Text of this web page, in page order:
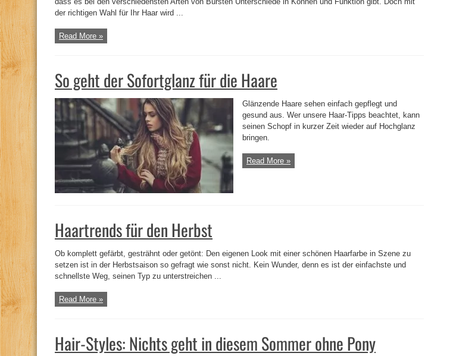
der richtigen Wahl für Ihr Haar wird ...
Read More »
So geht der Sofortglanz für die Haare
Glänzende Haare sehen einfach gepflegt und
gesund aus. Wer unsere Haar-Tipps beachtet, kann
seinen Schopf in kurzer Zeit wieder auf Hochglanz
bringen.
Read More »
Haartrends für den Herbst
Ob komplett gefärbt, gesträhnt oder getönt: Den eigenen Look mit einer schönen Haarfarbe in Szene zu
setzen ist in der Herbstsaison so gefragt wie sonst nicht. Kein Wunder, denn es ist der einfachste und
schnellste Weg, seinen Typ zu unterstreichen ...
Read More »
Hair-Styles: Nichts geht in diesem Sommer ohne Pony